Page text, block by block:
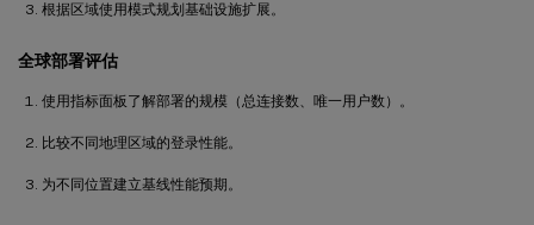
根据区域使用模式规划基础设施扩展。
全球部署评估
使用指标面板了解部署的规模（总连接数、唯一用户数）。
比较不同地理区域的登录性能。
为不同位置建立基线性能预期。